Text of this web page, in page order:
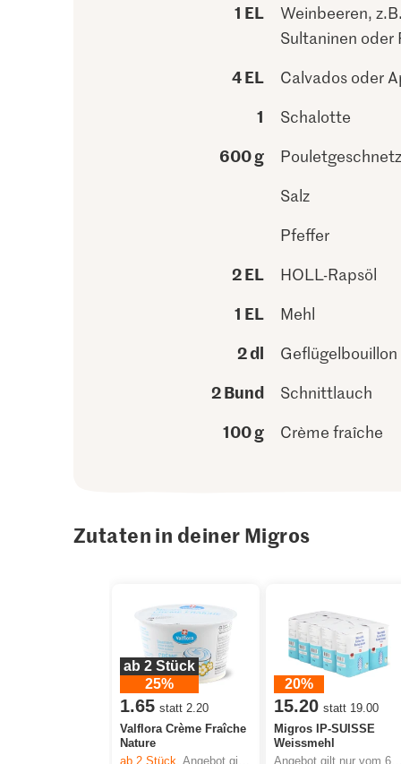
1 EL
Weinbeeren, z.B.
Sultaninen oder
4 EL Calvados oder
1 Schalotte
600 g
Salz
Pfeffer
2 EL HOLL-Rapsöl
1 EL Mehl
2 dl Geflügelbouillon
2 Bund Schnittlauch
100 g Crème fraîche
Zutaten in deiner Migros
ab 2 Stück
25%
1.65 statt 2.20
Valflora Crème Fraîche
Nature
ab 2Stück,Angebot gilt nur vom 6.8. bis 12.8.2026, solange Vorrat.
20%
15.20 statt 19.00
Migros IP-SUISSE
Weissmehl
Angebot gilt nur vom 6.8. bis 12.8.2026, solange Vorrat.